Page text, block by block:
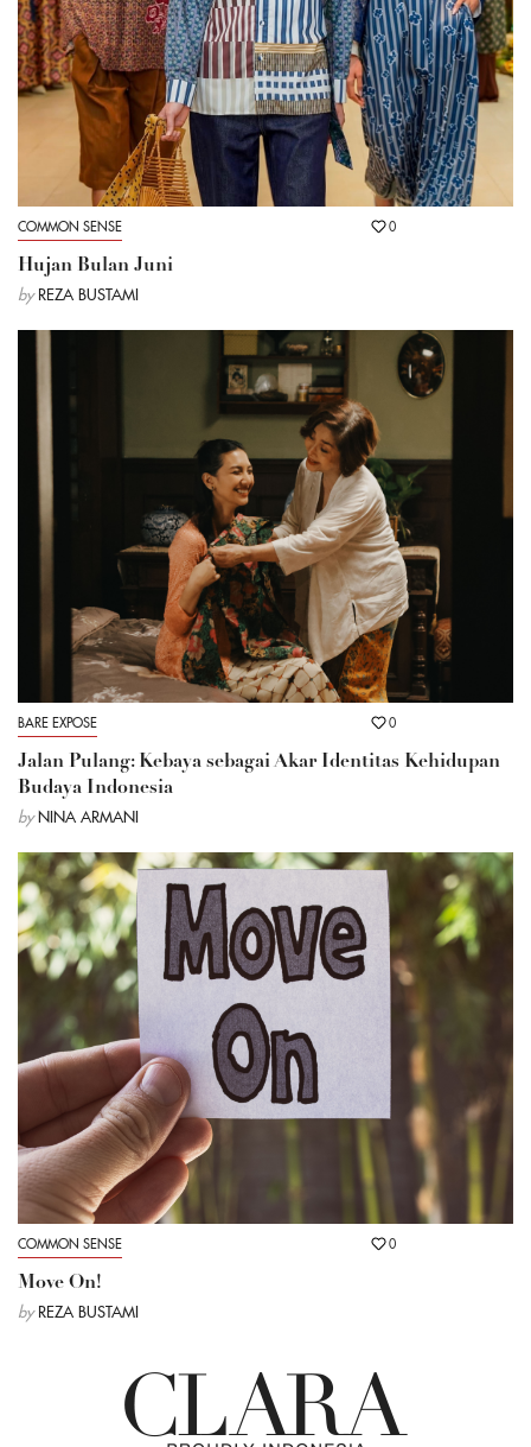
COMMON SENSE 0
Hujan Bulan Juni
by REZA BUSTAMI
BARE EXPOSE 0
Jalan Pulang: Kebaya sebagai Akar Identitas Kehidupan
Budaya Indonesia
by NINA ARMANI
COMMON SENSE 0
Move On!
by REZA BUSTAMI